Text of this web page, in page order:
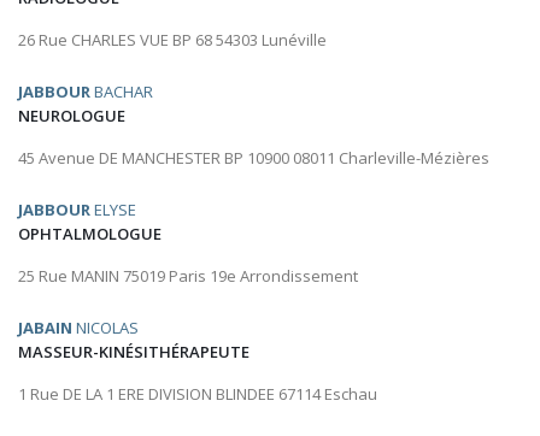
26 Rue CHARLES VUE BP 68 54303 Lunéville
JABBOURBACHAR
NEUROLOGUE
45 Avenue DE MANCHESTER BP 10900 08011 Charleville-Mézières
JABBOURELYSE
OPHTALMOLOGUE
25 Rue MANIN 75019 Paris 19e Arrondissement
JABAIN NICOLAS
MASSEUR-KINÉSITHÉRAPEUTE
1 Rue DE LA 1 ERE DIVISION BLINDEE 67114 Eschau